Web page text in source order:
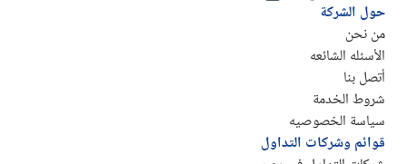
حول الشركة
من نحن
الأسئله الشائعه
أتصل بنا
شروط الخدمة
سياسة الخصوصيه
قوائم وشركات التداول